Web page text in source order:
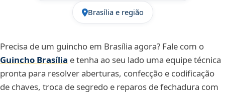
Brasília e região
Precisa de um guincho em Brasília agora? Fale com o
Guincho Brasília e tenha ao seu lado uma equipe técnica
pronta para resolver aberturas, confecção e codificação
de chaves, troca de segredo e reparos de fechadura com